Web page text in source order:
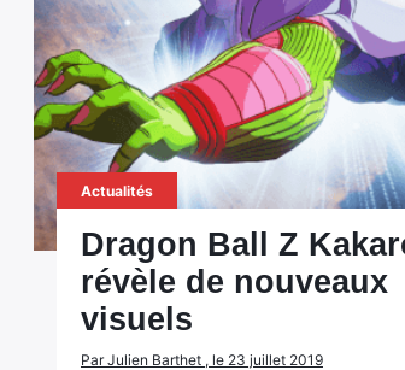
Actualités
Dragon Ball Z
révèle de nouveaux
visuels
Par Julien Barthet , le 23 juillet 2019